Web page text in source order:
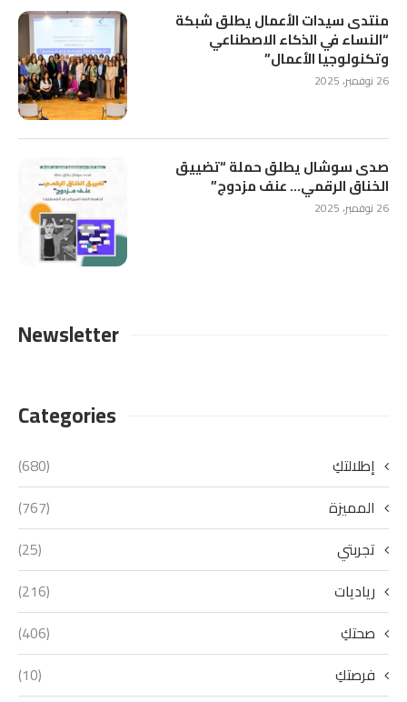
منتدى سيدات الأعمال يطلق شبكة
“النساء في الذكاء الاصطناعي
وتكنولوجيا الأعمال”
26 نوفمبر، 2025
صدى سوشال يطلق حملة “تضييق
الخناق الرقمي… عنف مزدوج”
26 نوفمبر، 2025
Newsletter
Categories
إطلالتكِ
(680)
المميزة
(767)
تجربتي
(25)
رياديات
(216)
صحتكِ
(406)
فرصتكِ
(10)